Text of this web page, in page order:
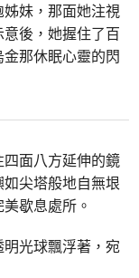
妹，那面她注視
後，她握住了百
那休眠心靈的閃
面八方延伸的鏡
尖塔般地自無垠
歇息處所。
光球飄浮著，宛